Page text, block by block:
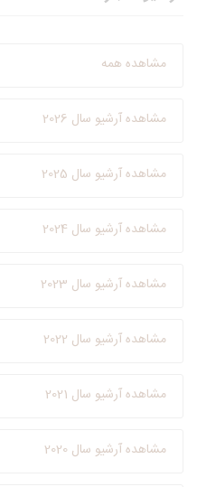
مشاهده همه
مشاهده آرشیو سال 2026
مشاهده آرشیو سال 2025
مشاهده آرشیو سال 2024
مشاهده آرشیو سال 2023
مشاهده آرشیو سال 2022
مشاهده آرشیو سال 2021
مشاهده آرشیو سال 2020